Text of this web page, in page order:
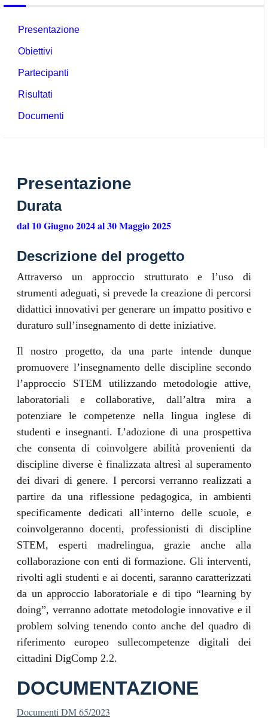
Presentazione
Obiettivi
Partecipanti
Risultati
Documenti
Presentazione
Durata
dal 10 Giugno 2024 al 30 Maggio 2025
Descrizione del progetto
Attraverso un approccio strutturato e l’uso di
strumenti adeguati, si prevede la creazione di percorsi
didattici innovativi per generare un impatto positivo e
duraturo sull’insegnamento di dette iniziative.
Il nostro progetto, da una parte intende dunque
promuovere l’insegnamento delle discipline secondo
l’approccio STEM utilizzando metodologie attive,
laboratoriali e collaborative, dall’altra mira a
potenziare le competenze nella lingua inglese di
studenti e insegnanti. L’adozione di una prospettiva
che consenta di coinvolgere abilità provenienti da
discipline diverse è finalizzata altresì al superamento
dei divari di genere. I percorsi verranno realizzati a
partire da una riflessione pedagogica, in ambienti
specificamente dedicati all’interno delle scuole, e
coinvolgeranno docenti, professionisti di discipline
STEM, esperti madrelingua, grazie anche alla
collaborazione con enti di formazione. Gli interventi,
rivolti agli studenti e ai docenti, saranno caratterizzati
da un approccio laboratoriale e di tipo “learning by
doing”, verranno adottate metodologie innovative e il
problem solving tenendo conto anche del quadro di
riferimento europeo sullecompetenze digitali dei
cittadini DigComp 2.2.
DOCUMENTAZIONE
Documenti DM 65/2023